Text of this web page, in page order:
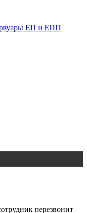
ЕП и ЕПП
перезвонит